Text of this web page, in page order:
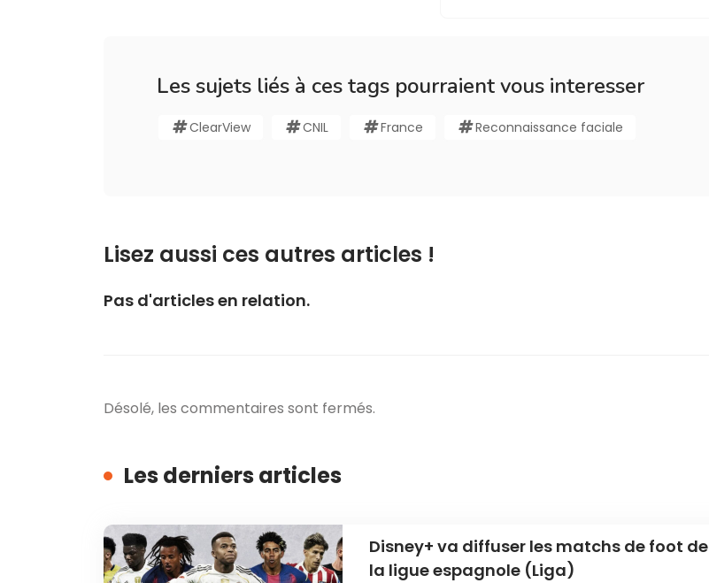
Les sujets liés à ces tags pourraient vous interesser
ClearView CNIL France Reconnaissance faciale
Lisez aussi ces autres articles !
Pas d'articles en relation.
Désolé, les commentaires sont fermés.
Les derniers articles
Disney+ va diffuser les matchs de foot de
la ligue espagnole (Liga)